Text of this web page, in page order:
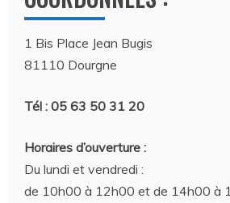
1 Bis Place Jean Bugis
81110 Dourgne
Tél : 05 63 50 31 20
Horaires d’ouverture :
Du lundi et vendredi :
de 10h00 à 12h00 et de 14h00 à